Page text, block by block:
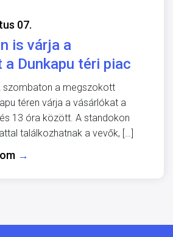
07.
is várja a
Dunkapu téri piac
szombaton a megszokott
téren várja a vásárlókat a
13 óra között. A standokon
találkozhatnak a vevők, […]
→